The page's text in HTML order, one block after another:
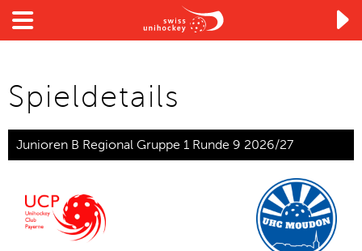

Spieldetails
Junioren B Regional Gruppe 1 Runde 9 2026/27